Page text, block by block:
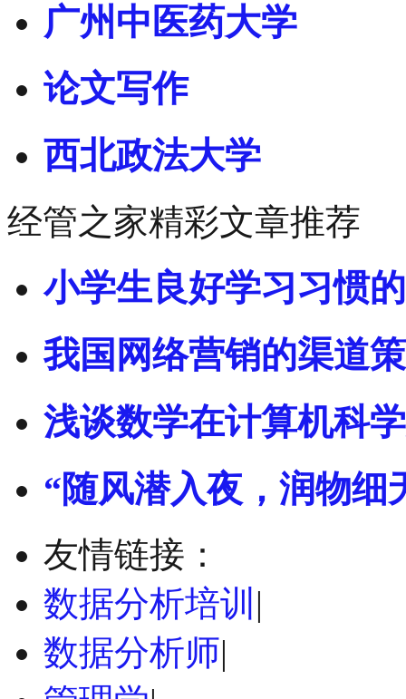
广州中医药大学
论文写作
西北政法大学
经管之家精彩文章推荐
小学生良好学习习惯
我国网络营销的渠道
浅谈数学在计算机科
“随风潜入夜，润物细
友情链接：
数据分析培训 |
数据分析师|